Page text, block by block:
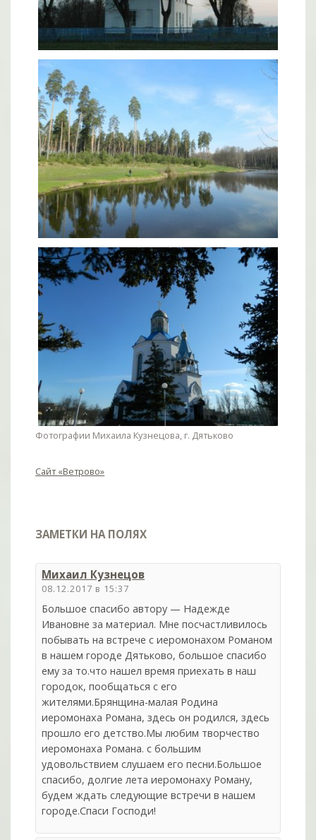
Фотографии Михаила Кузнецова, г. Дятьково
Сайт «Ветрово»
ЗАМЕТКИ НА ПОЛЯХ
Михаил Кузнецов
08.12.2017 в 15:37
Большое спасибо автору — Надежде
Ивановне за материал. Мне посчастливилось
побывать на встрече с иеромонахом Романом
в нашем городе Дятьково, большое спасибо
ему за то.что нашел время приехать в наш
городок, пообщаться с его
жителями.Брянщина-малая Родина
иеромонаха Романа, здесь он родился, здесь
прошло его детство.Мы любим творчество
иеромонаха Романа. с большим
удовольствием слушаем его песни.Большое
спасибо, долгие лета иеромонаху Роману,
будем ждать следующие встречи в нашем
городе.Спаси Господи!